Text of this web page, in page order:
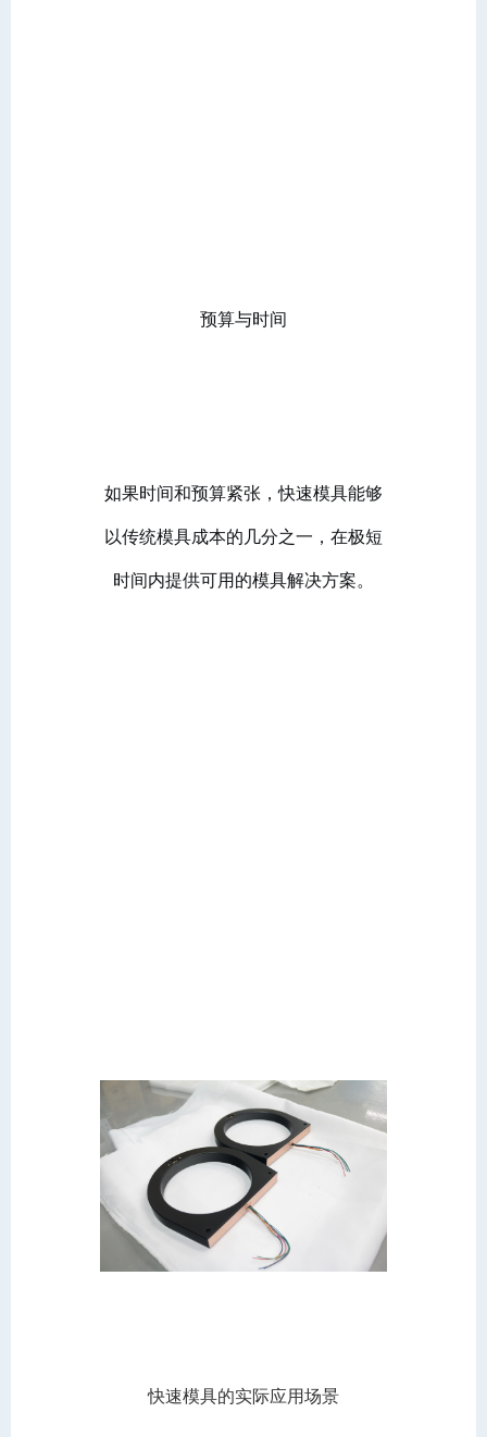
预算与时间
如果时间和预算紧张，快速模具能够
以传统模具成本的几分之一，在极短
时间内提供可用的模具解决方案。
快速模具的实际应用场景